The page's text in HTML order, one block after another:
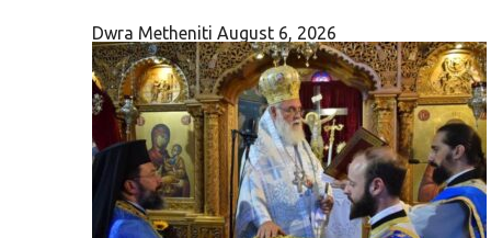
Dwra Metheniti August 6, 2026